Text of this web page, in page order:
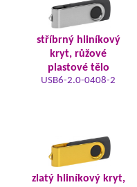
stříbrný hliníkový
kryt, růžové
plastové tělo
USB6-2.0-0408-2
zlatý hliníkový kryt,